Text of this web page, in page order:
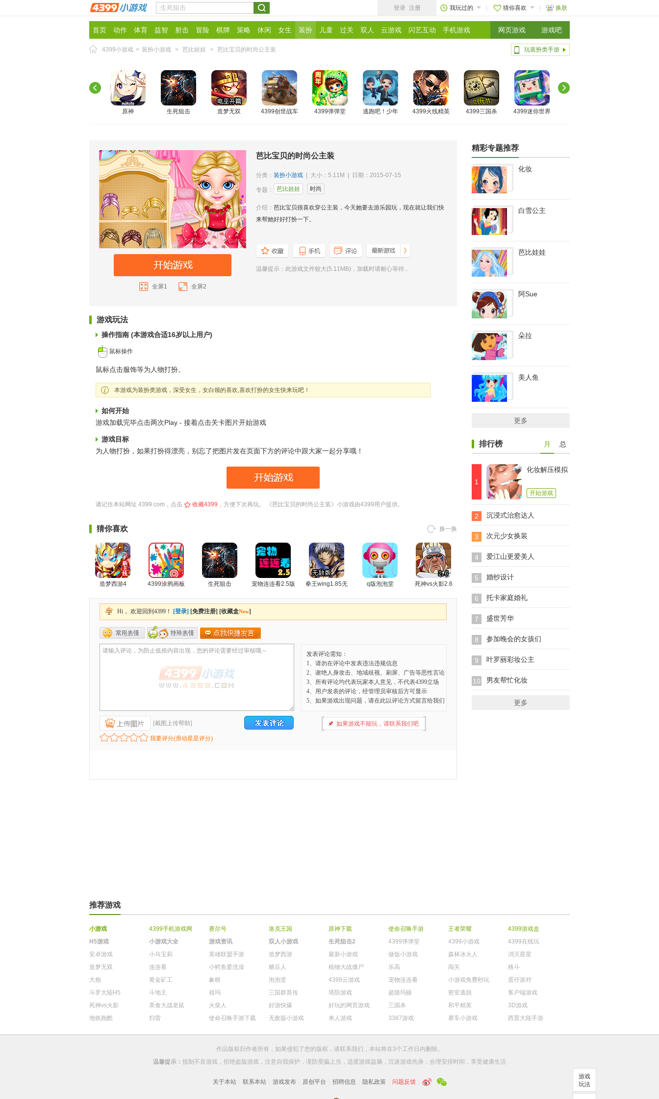
登录 注册 我玩过的 猜你喜欢 换肤
首页 动作 体育 益智 射击 冒险 棋牌 策略 休闲 女生 装扮 儿童 过关 双人 云游戏 闪艺互动 手机游戏 网页游戏 游戏吧
4399小游戏 > 装扮小游戏 > 芭比娃娃 > 芭比宝贝的时尚公主装 玩装扮类手游
原神 生死狙击 造梦无双 4399创世战车 4399弹弹堂 逃跑吧！少年 4399火线精英 4399三国杀 4399迷你世界
全屏1 全屏2
芭比宝贝的时尚公主装
分类： 装扮小游戏 | 大小：5.11M | 日期：2015-07-15
专题： 芭比娃娃 时尚
介绍： 芭比宝贝很喜欢穿公主装，今天她要去游乐园玩，现在就让我们快
来帮她好好打扮一下。
温馨提示：此游戏文件较大(5.11MB)，加载时请耐心等待...
游戏玩法
操作指南 (本游戏合适16岁以上用户)
鼠标操作
鼠标点击服饰等为人物打扮。
本游戏为装扮类游戏，深受女生，女白领的喜欢,喜欢打扮的女生快来玩吧！
如何开始
游戏加载完毕点击两次Play - 接着点击关卡图片开始游戏
游戏目标
为人物打扮，如果打扮得漂亮，别忘了把图片发在页面下方的评论中跟大家一起分享哦！
请记住本站网址 4399.com ，点击 收藏4399 ，方便下次再玩。 《芭比宝贝的时尚公主装》小游戏由4399用户提供。
猜你喜欢 换一换
造梦西游4 4399涂鸦画板 生死狙击 宠物连连看2.5版
拳王wing1.85无
q版泡泡堂 死神vs火影2.6
精彩专题推荐
化妆
白雪公主
芭比娃娃
阿Sue
朵拉
美人鱼
更多
排行榜 月 总
1
化妆解压模拟
开始游戏
2 沉浸式治愈达人
3 次元少女换装
4 爱江山更爱美人
5 婚纱设计
6 托卡家庭婚礼
7 盛世芳华
8 参加晚会的女孩们
9 叶罗丽彩妆公主
10 男友帮忙化妆
更多
推荐游戏
小游戏 4399手机游戏网 赛尔号 洛克王国 原神下载 使命召唤手游 王者荣耀
4399游戏盒
H5游戏
小游戏大全 游戏资讯 双人小游戏 生死狙击2 4399弹弹堂 4399小游戏
4399在线玩
安卓游戏
小马宝莉 英雄联盟手游 造梦西游 最新小游戏 做饭小游戏 森林冰火人
消灭星星
造梦无双
连连看 小鳄鱼爱洗澡 糖豆人 植物大战僵尸 乐高 闯关
格斗
大炮
黄金矿工 象棋 泡泡堂 4399云游戏 宠物连连看 小游戏免费秒玩
蛋仔派对
斗罗大陆H5
斗地主 祖玛 三国群英传 塔防游戏 超级玛丽 密室逃脱
客户端游戏
死神vs火影
美食大战老鼠 火柴人 好游快爆 好玩的网页游戏 三国杀 和平精英
3D游戏
地铁跑酷
扫雷 使命召唤手游下载 无敌版小游戏 单人游戏 3387游戏 赛车小游戏 西普大陆手游
游戏
玩法
作品版权归作者所有，如果侵犯了您的版权，请联系我们 ，本站将在3个工作日内删除。
温馨提示： 抵制不良游戏，拒绝盗版游戏，注意自我保护，谨防受骗上当，适度游戏益脑，沉迷游戏伤身，合理安排时间，享受健康生活
关于本站 联系本站 游戏发布 原创平台 招聘信息 隐私政策 问题反馈